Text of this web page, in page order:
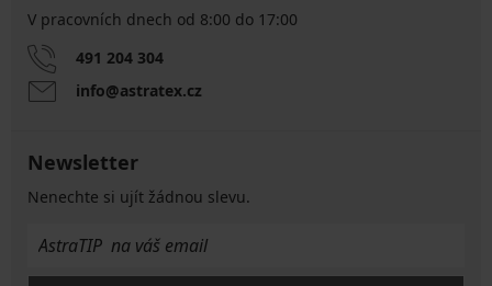
V pracovních dnech od 8:00 do 17:00
491 204 304
info@astratex.cz
Newsletter
Nenechte si ujít žádnou slevu.